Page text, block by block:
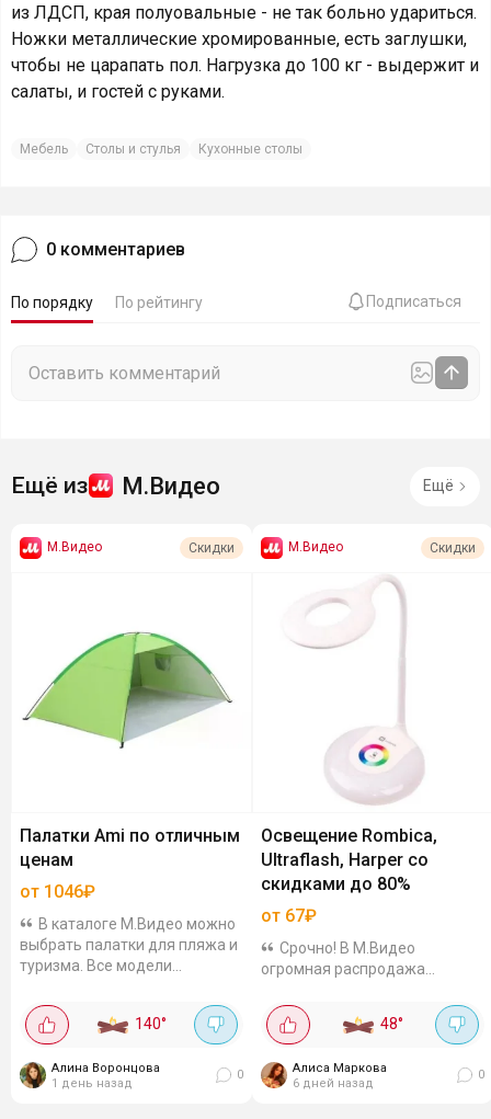
из ЛДСП, края полуовальные - не так больно удариться.
Ножки металлические хромированные, есть заглушки,
чтобы не царапать пол. Нагрузка до 100 кг - выдержит и
салаты, и гостей с руками.
Мебель Столы и стулья Кухонные столы
0 комментариев
По порядку По рейтингу Подписаться
Ещё из М.Видео Ещё
М.Видео Скидки
Палатки Ami по отличным
ценам
от 1046₽
В каталоге М.Видео можно
выбрать палатки для пляжа и
туризма. Все модели
защитой от солнца и осадков.
Цены указаны с учётом
списания...
140°
Алина Воронцова
1 день назад
0
М.Видео Скидки
Освещение Rombica,
Ultraflash, Harper со
скидками до 80%
от 67₽
Срочно! В М.Видео
огромная распродажа
скидками до 80%. Заходи в
каталог - там много
собрали подборку
светильников...
48°
Алиса Маркова
6 дней назад
0